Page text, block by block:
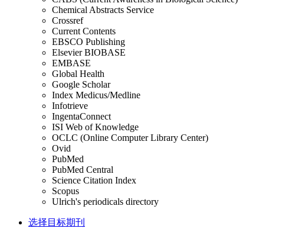
Chemical Abstracts Service
Crossref
Current Contents
EBSCO Publishing
Elsevier BIOBASE
EMBASE
Global Health
Google Scholar
Index Medicus/Medline
Infotrieve
IngentaConnect
ISI Web of Knowledge
OCLC (Online Computer Library Center)
Ovid
PubMed
PubMed Central
Science Citation Index
Scopus
Ulrich's periodicals directory
选择目标期刊